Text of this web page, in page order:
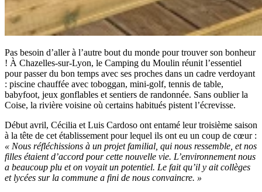
Pas besoin d’aller à l’autre bout du monde pour trouver son bonheur
! À Chazelles-sur-Lyon, le Camping du Moulin réunit l’essentiel
pour passer du bon temps avec ses proches dans un cadre verdoyant
: piscine chauffée avec toboggan, mini-golf, tennis de table,
babyfoot, jeux gonflables et sentiers de randonnée. Sans oublier la
Coise, la rivière voisine où certains habitués pistent l’écrevisse.
Début avril, Cécilia et Luis Cardoso ont entamé leur troisième saison
à la tête de cet établissement pour lequel ils ont eu un coup de cœur :
« Nous réfléchissions à un projet familial, qui nous ressemble, et nos
filles étaient d’accord pour cette nouvelle vie. L’environnement nous
a beaucoup plu et on voyait un potentiel. Le fait qu’il y ait collèges
et lycées sur la commune a fini de nous convaincre. »